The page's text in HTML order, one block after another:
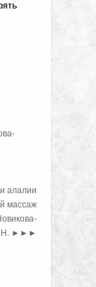
алалии
массаж
►►►